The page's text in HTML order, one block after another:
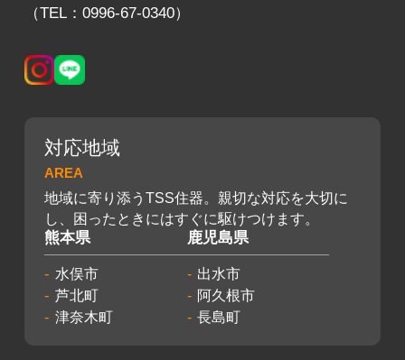
（TEL：0996-67-0340）
対応地域
AREA
地域に寄り添うTSS住器。親切な対応を大切に
し、困ったときにはすぐに駆けつけます。
熊本県
水俣市
芦北町
津奈木町
鹿児島県
出水市
阿久根市
長島町